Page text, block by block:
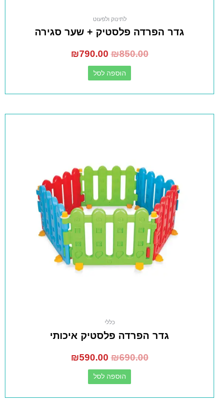
לתינוק ולפעוט
גדר הפרדה פלסטיק + שער סגירה
₪850.00
₪790.00
הוספה לסל
כללי
גדר הפרדה פלסטיק איכותי
₪690.00
₪590.00
הוספה לסל